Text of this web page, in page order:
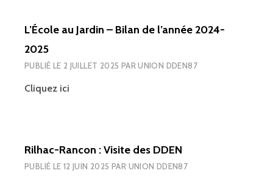
L’École au Jardin – Bilan de l’année 2024-
2025
PUBLIÉ LE 2 JUILLET 2025 PARUNION DDEN87
Cliquez ici
Rilhac-Rancon : Visite des DDEN
PUBLIÉ LE 12 JUIN 2025 PAR UNION DDEN87